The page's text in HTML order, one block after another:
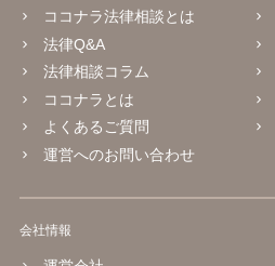
ココナラ法律相談とは
法律Q&A
法律相談コラム
ココナラとは
よくあるご質問
運営へのお問い合わせ
会社情報